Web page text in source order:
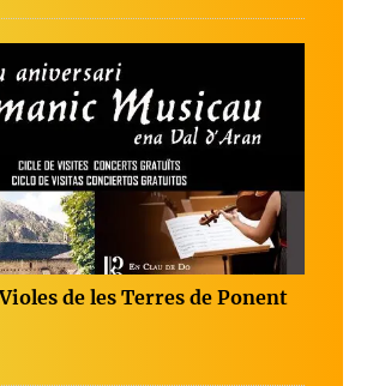
de les Terres de Ponent